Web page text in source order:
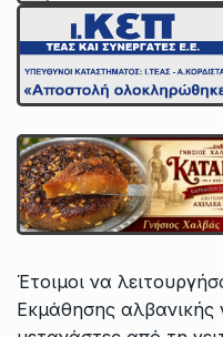
Έτοιμοι να
Εκμάθησης αλβανικής